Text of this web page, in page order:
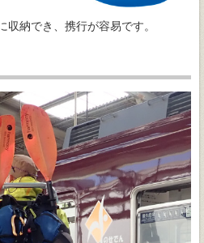
納でき、携行が容易です。